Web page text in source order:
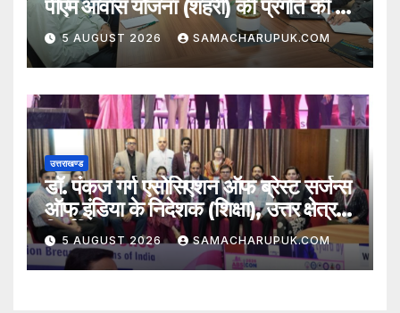
पीएम आवास योजना (शहरी) की प्रगति की हुई
समीक्षा
5 AUGUST 2026 SAMACHARUPUK.COM
उत्तराखण्ड
डॉ. पंकज गर्ग एसोसिएशन ऑफ ब्रेस्ट सर्जन्स
ऑफ इंडिया के निदेशक (शिक्षा), उत्तर क्षेत्र
निर्वाचित
5 AUGUST 2026 SAMACHARUPUK.COM